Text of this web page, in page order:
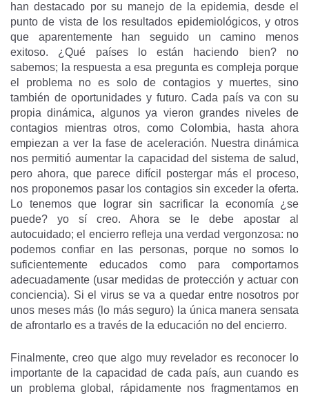
han destacado por su manejo de la epidemia, desde el
punto de vista de los resultados epidemiológicos, y otros
que aparentemente han seguido un camino menos
exitoso. ¿Qué países lo están haciendo bien? no
sabemos; la respuesta a esa pregunta es compleja porque
el problema no es solo de contagios y muertes, sino
también de oportunidades y futuro. Cada país va con su
propia dinámica, algunos ya vieron grandes niveles de
contagios mientras otros, como Colombia, hasta ahora
empiezan a ver la fase de aceleración. Nuestra dinámica
nos permitió aumentar la capacidad del sistema de salud,
pero ahora, que parece difícil postergar más el proceso,
nos proponemos pasar los contagios sin exceder la oferta.
Lo tenemos que lograr sin sacrificar la economía ¿se
puede? yo sí creo. Ahora se le debe apostar al
autocuidado; el encierro refleja una verdad vergonzosa: no
podemos confiar en las personas, porque no somos lo
suficientemente educados como para comportarnos
adecuadamente (usar medidas de protección y actuar con
conciencia). Si el virus se va a quedar entre nosotros por
unos meses más (lo más seguro) la única manera sensata
de afrontarlo es a través de la educación no del encierro.
Finalmente, creo que algo muy revelador es reconocer lo
importante de la capacidad de cada país, aun cuando es
un problema global, rápidamente nos fragmentamos en